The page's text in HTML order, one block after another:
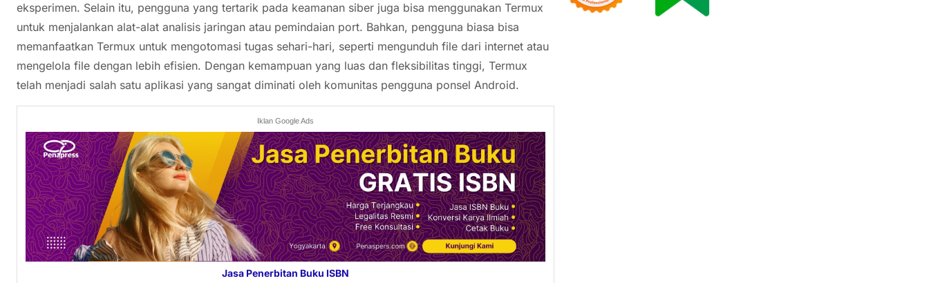
eksperimen. Selain itu, pengguna yang tertarik pada keamanan siber juga bisa menggunakan Termux
untuk menjalankan alat-alat analisis jaringan atau pemindaian port. Bahkan, pengguna biasa bisa
memanfaatkan Termux untuk mengotomasi tugas sehari-hari, seperti mengunduh file dari internet atau
mengelola file dengan lebih efisien. Dengan kemampuan yang luas dan fleksibilitas tinggi, Termux
telah menjadi salah satu aplikasi yang sangat diminati oleh komunitas pengguna ponsel Android.
Iklan Google Ads
Jasa Penerbitan Buku ISBN